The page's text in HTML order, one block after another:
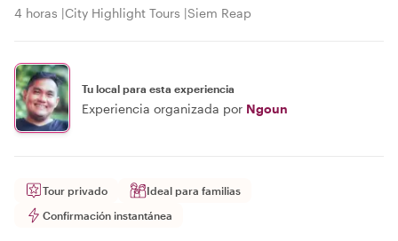
4 horas City Highlight Tours Siem Reap
Tu local para esta experiencia
Experiencia organizada por Ngoun
Tour privado
Ideal para familias
Confirmación instantánea